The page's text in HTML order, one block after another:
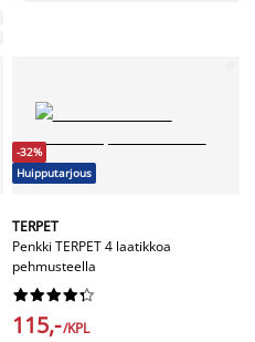
-32%
Huipputarjous
TERPET
Penkki TERPET 4 laatikkoa
pehmusteella






115,-/KPL